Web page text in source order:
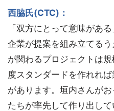
西脇氏(CTC)：
「双方にとって意味があ
企業が提案を組み立てる
が関わるプロジェクトは
度スタンダードを作れれ
があります。垣内さんが
たちが率先して作り出し